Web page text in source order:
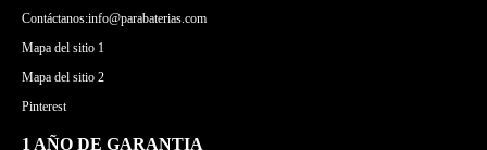
Contáctanos:info@parabaterias.com
Mapa del sitio 1
Mapa del sitio 2
Pinterest
1 AÑO DE GARANTIA